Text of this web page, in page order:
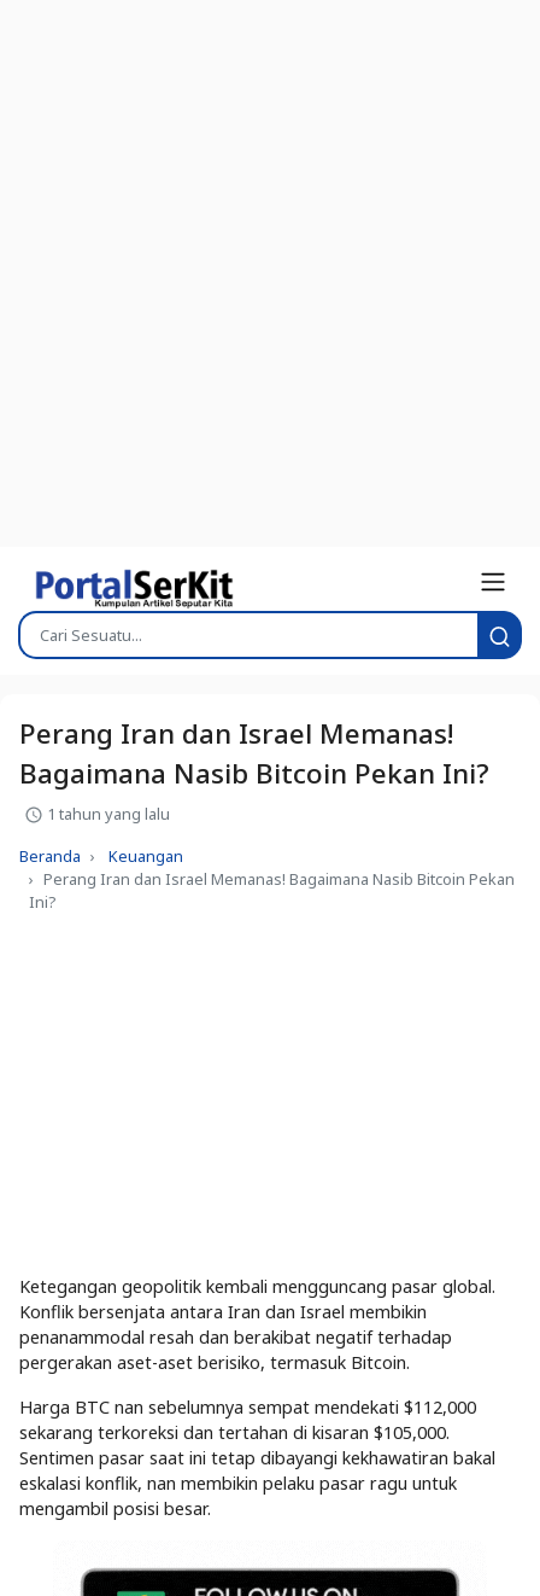
Perang Iran dan Israel Memanas!
Bagaimana Nasib Bitcoin Pekan Ini?
1 tahun yang lalu
Beranda
Keuangan
Perang Iran dan Israel Memanas! Bagaimana Nasib Bitcoin Pekan
Ini?
Ketegangan geopolitik kembali mengguncang pasar global.
Konflik bersenjata antara Iran dan Israel membikin
penanammodal resah dan berakibat negatif terhadap
pergerakan aset-aset berisiko, termasuk Bitcoin.
Harga BTC nan sebelumnya sempat mendekati $112,000
sekarang terkoreksi dan tertahan di kisaran $105,000.
Sentimen pasar saat ini tetap dibayangi kekhawatiran bakal
eskalasi konflik, nan membikin pelaku pasar ragu untuk
mengambil posisi besar.